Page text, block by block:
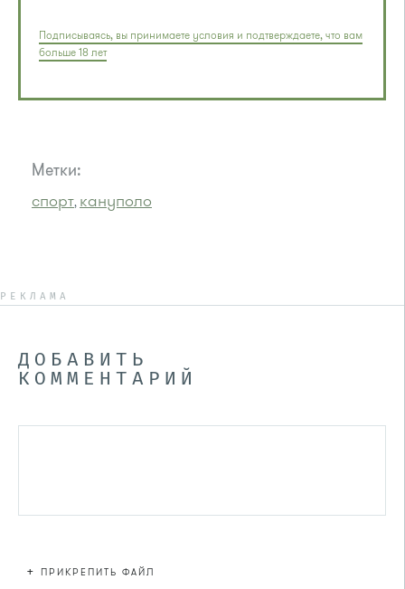
Подписываясь, вы принимаете условия и подтверждаете, что вам
больше 18 лет
Метки:
спорт, кануполо
РЕКЛАМА
ДОБАВИТЬ
КОММЕНТАРИЙ
+ ПРИКРЕПИТЬ ФАЙЛ